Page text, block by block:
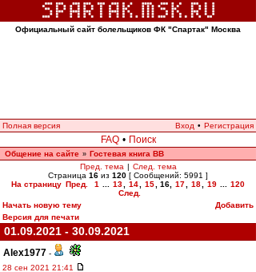
Официальный сайт болельщиков ФК "Спартак" Москва
Полная версия Вход • Регистрация
FAQ • Поиск
Общение на сайте » Гостевая книга ВВ
Пред. тема | След. тема
Страница 16 из 120 [ Сообщений: 5991 ]
На страницу Пред. 1 13 14 15 16 17 18 19
120
След.
Начать новую тему
Добавить
Версия для печати
01.09.2021 - 30.09.2021
Alex1977 -
28 сен 2021 21:41